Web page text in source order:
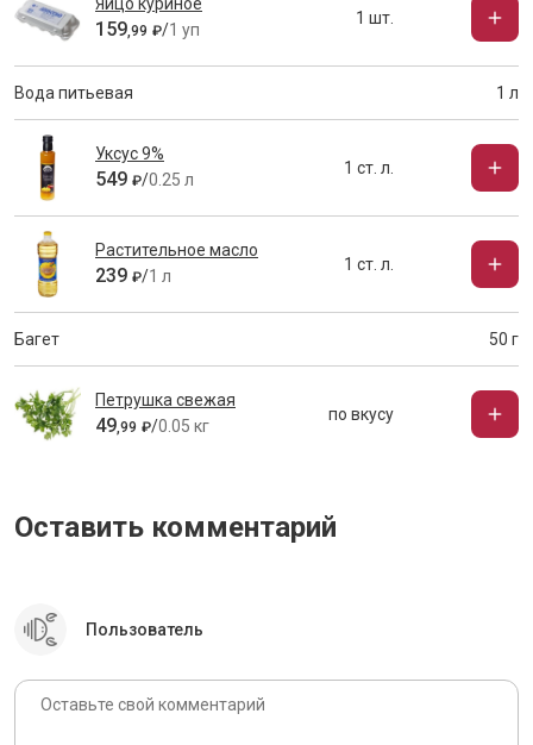
159,99 ₽/1 уп
1 шт.
Вода питьевая 1 л
Уксус 9%
549 ₽/0.25 л
1 ст. л.
Растительное масло
239 ₽/1 л
1 ст. л.
Багет 50 г
Петрушка свежая
49,99 ₽/0.05 кг
по вкусу
Оставить комментарий
Пользователь